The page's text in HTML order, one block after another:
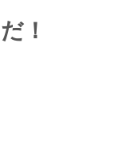
！